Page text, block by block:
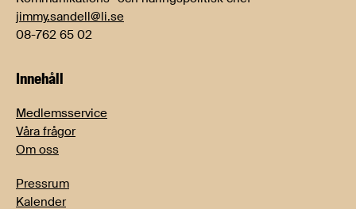
jimmy.sandell@li.se
08-762 65 02
Innehåll
Medlemsservice
Våra frågor
Om oss
Pressrum
Kalender